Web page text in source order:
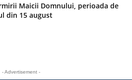
Maicii Domnului, perioada de
din 15 august
- Advertisement -